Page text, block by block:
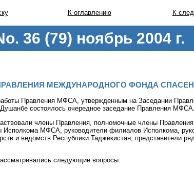
К оглавлению К
36 (79) ноябрь 2004 г.
МЕЖДУНАРОДНОГО ФОНДА
Правления МФСА, утвержденным на Заседании
Душанбе состоялось очередное заседание Правления МФСА.
члены Правления, полномочные члены
МФСА, руководители филиалов Исполкома,
и ведомств Республики Таджикистан, представители
следующие вопросы: